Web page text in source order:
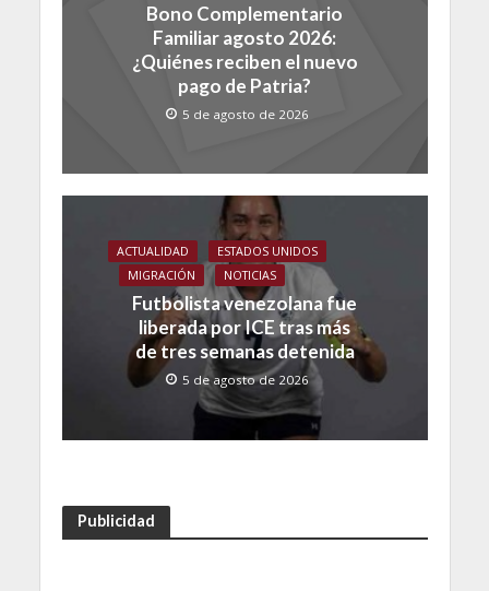
Bono Complementario
Familiar agosto 2026:
¿Quiénes reciben el nuevo
pago de Patria?
5 de agosto de 2026
ACTUALIDAD
ESTADOS UNIDOS
MIGRACIÓN
NOTICIAS
Futbolista venezolana fue
liberada por ICE tras más
de tres semanas detenida
5 de agosto de 2026
Publicidad